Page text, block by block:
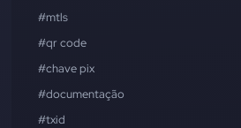
#mtls
#qr code
#chave pix
#documentação
#txid